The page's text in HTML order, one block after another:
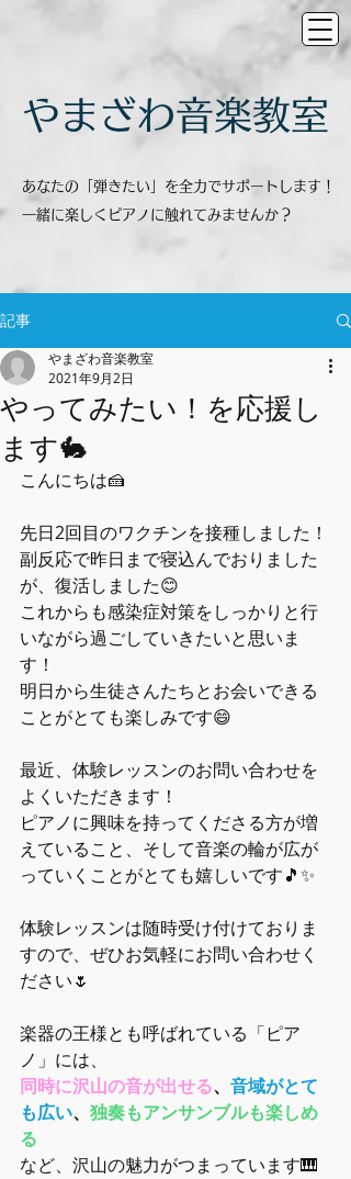
​やまざわ音楽教室
あなたの「弾きたい」を全力でサポートします！
一緒に楽しくピアノに触れてみませんか？
記事
やってみたい！を応援し
ます🐇
やまざわ音楽教室
2021年9月2日
こんにちは🍰
先日2回目のワクチンを接種しました！
副反応で昨日まで寝込んでおりました
が、復活しました😊
これからも感染症対策をしっかりと行
いながら過ごしていきたいと思いま
す！
明日から生徒さんたちとお会いできる
ことがとても楽しみです😄
最近、体験レッスンのお問い合わせを
よくいただきます！
ピアノに興味を持ってくださる方が増
えていること、そして音楽の輪が広が
っていくことがとても嬉しいです🎵✨
体験レッスンは随時受け付けておりま
すので、ぜひお気軽にお問い合わせく
ださい🌷
楽器の王様とも呼ばれている「ピア
ノ」には、
同時に沢山の音が出せる、 音域がとて
も広い、 独奏もアンサンブルも楽しめ
る
など、沢山の魅力がつまっています🎹